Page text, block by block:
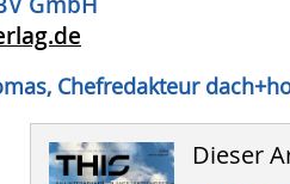
Chefredakteur
Dieser